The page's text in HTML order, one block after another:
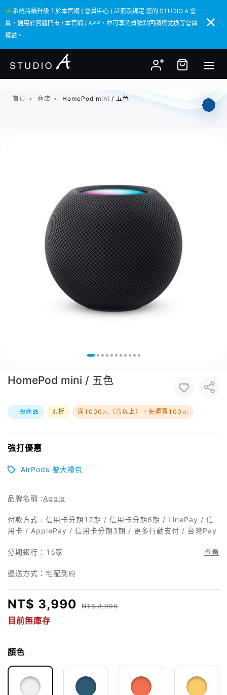
✳️系統持續升級！於本官網 ( 會員中心 ) 註冊及綁定 您的 STUDIO A 會
員，通用於實體門市 / 本官網 / APP，並可享消費積點回饋與兌換等會員
權益。
✳️系統持續升級！於本官網 ( 會員中心 ) 註冊及綁定 您的 STUDIO A 會
員，通用於實體門市 / 本官網 / APP，並可享消費積點回饋與兌換等會員
權益。
首頁 > 商店 > HomePod mini / 五色
HomePod mini / 五色
一般商品 現折 滿1000元（含以上），免運費100元
強打優惠
AirPods 贈大禮包
品牌名稱 :Apple
付款方式 : 信用卡分期12期 / 信用卡分期6期 / LinePay / 信
用卡 / ApplePay / 信用卡分期3期 / 更多行動支付 / 台灣Pay
分期銀行： 15家 查看
運送方式：宅配到府
NT$ 3,990 NT$ 3,990
目前無庫存
顏色